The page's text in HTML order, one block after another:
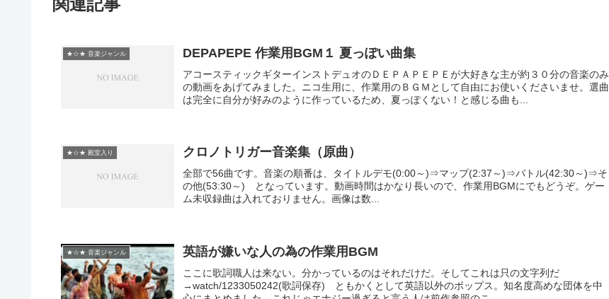
★☆★ 音楽ジャンル DEPAPEPE 作業用BGM１ 夏っぽい曲集
アコースティックギターインストデュオのＤＥＰＡＰＥＰＥが大好きな主が約３０分の音楽のみ
の動画をあげてみました。ニコ生用に、作業用のＢＧＭとして自由にお使いくださいませ。選曲
は完全に自分が好みのように作っているため、夏っぽくない！と感じる曲も...
★☆★ 殿堂入り クロノトリガー音楽集（原曲）
全部で56曲です。音楽の順番は、タイトルデモ(0:00～)⇒マップ(2:37～)⇒バトル(42:30～)⇒そ
の他(53:30～) となっています。動画時間はかなり長いので、作業用BGMにでもどうぞ。ゲー
ム未収録曲は入れておりません。画像は数...
★☆★ 音楽ジャンル 英語が嫌いな人の為の作業用BGM
ここに歌詞職人は来ない。分かっているのはそれだけだ。そしてこれは只の文字列だ
→watch/1233050242(歌詞保存) ともかくとして英語以外のポップス。知名度高めな団体を中